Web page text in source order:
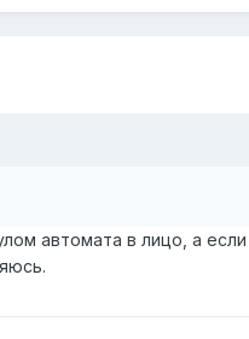
автомата в лицо, а